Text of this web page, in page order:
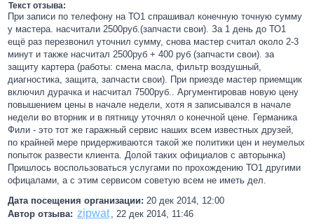
Текст отзыва:
При записи по телефону на ТО1 спрашивал конечную точную сумму
у мастера. насчитали 2500руб.(запчасти свои). За 1 день до ТО1
ещё раз перезвонил уточнил сумму, снова мастер считал около 2-3
минут и также насчитал 2500руб + 400 руб (запчасти свои). за
защиту картера (работы: смена масла, фильтр воздушный,
диагностика, защита, запчасти свои). При приезде мастер приемщик
включил дурачка и насчитал 7500руб.. Аргументировав новую цену
повышением цены в начале недели, хотя я записывался в начале
недели во вторник и в пятницу уточнял о конечной цене. Германика
Фили - это тот же гаражный сервис наших всем известных друзей,
по крайней мере придерживаются такой же политики цен и неумелых
попыток развести клиента. Долой таких официалов с авторынка)
Пришлось воспользоваться услугами по прохождению ТО1 другими
офицалами, а с этим сервисом советую всем не иметь дел.
Дата посещения организации: 20 дек 2014, 12:00
Автор отзыва: zipwat , 22 дек 2014, 11:46